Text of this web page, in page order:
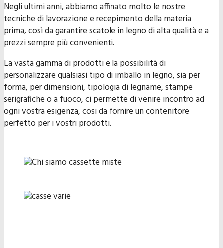
Negli ultimi anni, abbiamo affinato molto le nostre
tecniche di lavorazione e recepimento della materia
prima, così da garantire scatole in legno di alta qualità e a
prezzi sempre più convenienti.
La vasta gamma di prodotti e la possibilità di
personalizzare qualsiasi tipo di imballo in legno, sia per
forma, per dimensioni, tipologia di legname, stampe
serigrafiche o a fuoco, ci permette di venire incontro ad
ogni vostra esigenza, cosi da fornire un contenitore
perfetto per i vostri prodotti.